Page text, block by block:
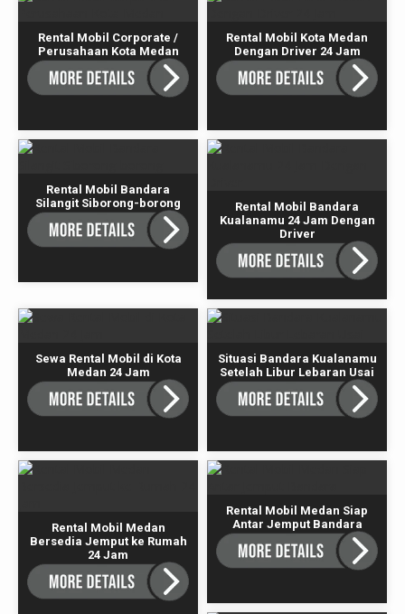
Rental Mobil Corporate /
Perusahaan Kota Medan
Rental Mobil Kota Medan
Dengan Driver 24 Jam
Rental Mobil Bandara
Silangit Siborong-borong
Rental Mobil Bandara
Kualanamu 24 Jam Dengan
Driver
Sewa Rental Mobil di Kota
Medan 24 Jam
Situasi Bandara Kualanamu
Setelah Libur Lebaran Usai
Rental Mobil Medan
Bersedia Jemput ke Rumah
24 Jam
Rental Mobil Medan Siap
Antar Jemput Bandara